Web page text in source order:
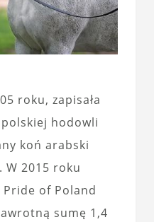
roku, zapisała
hodowli
koń arabski
W 2015 roku
Pride of Poland
sumę 1,4